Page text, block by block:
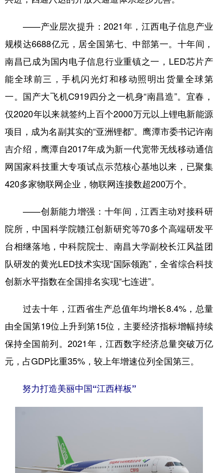
——产业层次提升：2021年，江西电子信息产业
规模达6688亿元，居全国第七、中部第一。十年间，
南昌已成为国内电子信息行业重镇之一，LED芯片产
能全球前三，手机闪光灯和移动照明出货量全球第
一。国产大飞机C919四分之一机身“南昌造”。宜春，
仅2020年以来就签约上百个2000万元以上锂电新能源
项目，成为名副其实的“亚洲锂都”。鹰潭市委书记许南
吉介绍，鹰潭自2017年成为新一代宽带无线移动通信
网国家科技重大专项试点示范核心基地以来，已聚集
420多家物联网企业，物联网连接数超200万个。
——创新能力增强：十年间，江西主动对接科研
院所，中国科学院赣江创新研究等70多个高端研发平
台相继落地，中科院院士、南昌大学副校长江风益团
队研发的黄光LED技术实现“国际领跑”，全省综合科技
创新水平指数在全国排名实现“七连进”。
过去十年，江西省生产总值年均增长8.4%，总量
由全国第19位上升到第15位，主要经济指标增幅持续
保持全国前列。2021年，江西数字经济总量突破万亿
元，占GDP比重35%，较上年增速位列全国第三。
努力打造美丽中国“江西样板”